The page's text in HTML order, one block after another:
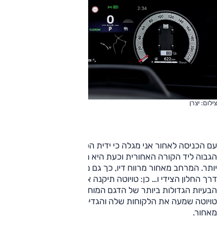
צילום: יצרן
עם הכניסה לאחור אני מגלה כי ידית הפתיחה הוזזה ממקומה
הגבוה ליד הקורה האחורית וכעת היא ממוקמת במקום נוח וצפוי
יותר. המרחב מאחור מרווח דיו, כך גם מרווח הראש. אני מביט
דרך החלון הצידי ו… כן: טויוטה תיקנה את מה שנראה לי כאחת
הבעיות הגדולות ביותר של הדגם המוחלף, החלונות הקטנים מדי.
טויוטה שמעה את הלקוחות שלה והגדילה את שדה הראייה
מאחור.